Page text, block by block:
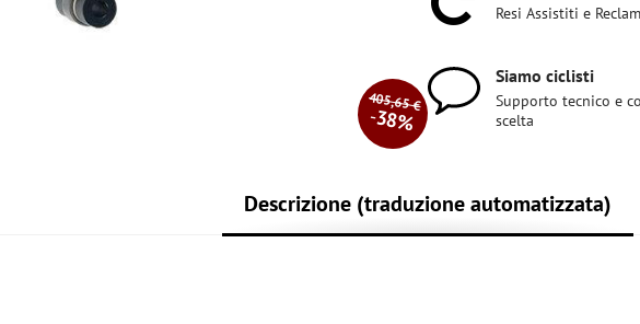
405,65 €
38%
Resi Assistiti e
Siamo ciclisti
Supporto tecnico e
scelta
Descrizione (traduzione automatizzata)